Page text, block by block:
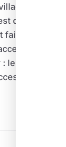
que la
ce
les